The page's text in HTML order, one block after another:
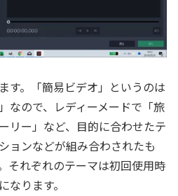
す。「簡易ビデオ」というのは
なので、レディーメードで「旅
リー」など、目的に合わせたテ
ョンなどが組み合わされたも
それぞれのテーマは初回使用時
なります。